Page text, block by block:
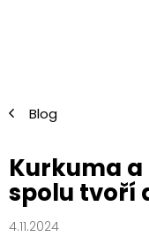
Blog
Kurkuma a
spolu tvoří
4.11.2024